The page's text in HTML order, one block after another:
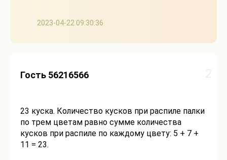
2023-04-22 09:30:36
Гость 56216566
23 куска. Количество кусков при распиле палки
по трем цветам равно сумме количества
кусков при распиле по каждому цвету: 5 + 7 +
11 = 23.